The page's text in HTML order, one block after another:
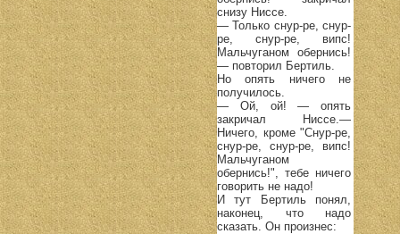
снизу Ниссе.
— Только снур-ре, снур-
ре, снур-ре, випс!
Мальчуганом обернись!
— повторил Бертиль.
Но опять ничего не
получилось.
— Ой, ой! — опять
закричал Ниссе.—
Ничего, кроме "Снур-ре,
снур-ре, снур-ре, випс!
Мальчуганом
обернись!", тебе ничего
говорить не надо!
И тут Бертиль понял,
наконец, что надо
сказать. Он произнес: